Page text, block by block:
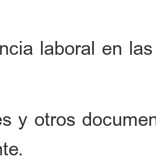
laboral en
y otros